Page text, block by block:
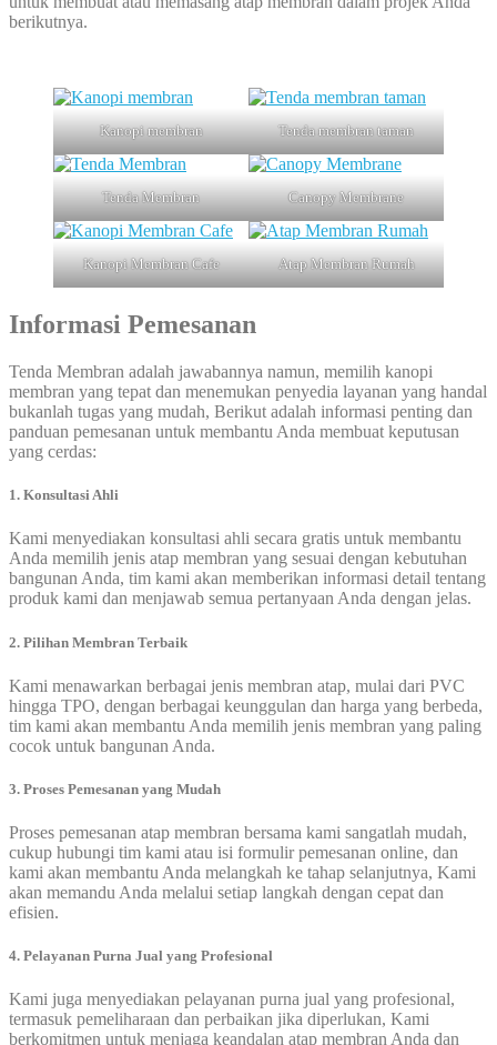
berikutnya.
Kanopi membran Tenda membran taman
Tenda Membran Canopy Membrane
Kanopi Membran Cafe Atap Membran Rumah
Informasi Pemesanan
Tenda Membran adalah jawabannya namun, memilih kanopi
membran yang tepat dan menemukan penyedia layanan yang handal
bukanlah tugas yang mudah, Berikut adalah informasi penting dan
panduan pemesanan untuk membantu Anda membuat keputusan
yang cerdas:
1. Konsultasi Ahli
Kami menyediakan konsultasi ahli secara gratis untuk membantu
Anda memilih jenis atap membran yang sesuai dengan kebutuhan
bangunan Anda, tim kami akan memberikan informasi detail tentang
produk kami dan menjawab semua pertanyaan Anda dengan jelas.
2. Pilihan Membran Terbaik
Kami menawarkan berbagai jenis membran atap, mulai dari PVC
hingga TPO, dengan berbagai keunggulan dan harga yang berbeda,
tim kami akan membantu Anda memilih jenis membran yang paling
cocok untuk bangunan Anda.
3. Proses Pemesanan yang Mudah
Proses pemesanan atap membran bersama kami sangatlah mudah,
cukup hubungi tim kami atau isi formulir pemesanan online, dan
kami akan membantu Anda melangkah ke tahap selanjutnya, Kami
akan memandu Anda melalui setiap langkah dengan cepat dan
efisien.
4. Pelayanan Purna Jual yang Profesional
Kami juga menyediakan pelayanan purna jual yang profesional,
termasuk pemeliharaan dan perbaikan jika diperlukan, Kami
berkomitmen untuk menjaga keandalan atap membran Anda dan